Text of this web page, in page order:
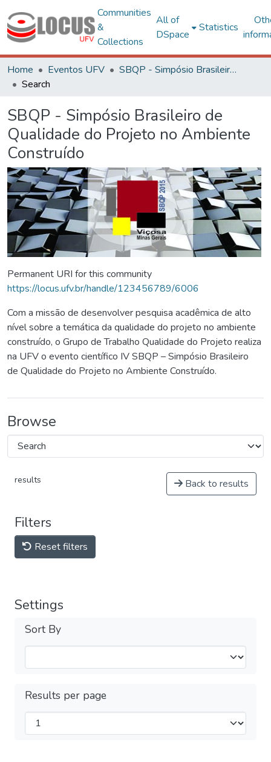
Communities
&
Collections
All of
DSpace
Statistics
Home Eventos UFV
SBQP - Simpósio Brasileiro de Qualidade do Projeto no Ambiente Construído
Search
SBQP - Simpósio Brasileiro de
Qualidade do Projeto no Ambiente
Construído
Permanent URI for this community
https://locus.ufv.br/handle/123456789/6006
Com a missão de desenvolver pesquisa acadêmica de alto
nível sobre a temática da qualidade do projeto no ambiente
construído, o Grupo de Trabalho Qualidade do Projeto realiza
na UFV o evento científico IV SBQP – Simpósio Brasileiro
de Qualidade do Projeto no Ambiente Construído.
Browse
results Back to results
Filters
Reset filters
Settings
Sort By
Results per page